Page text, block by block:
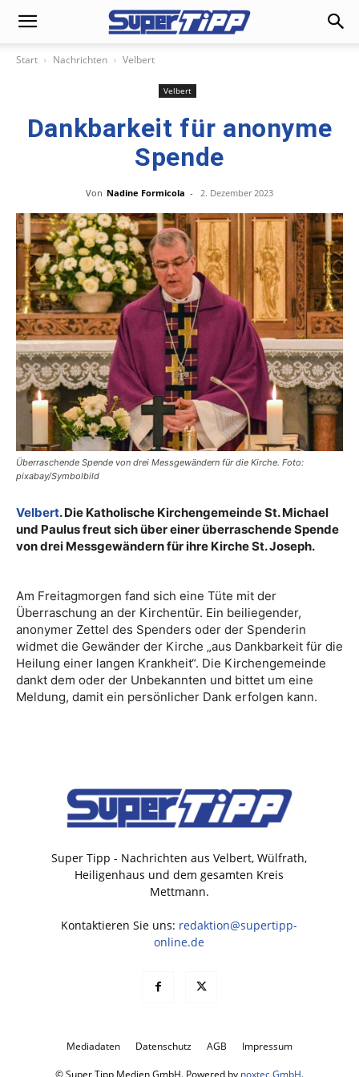
Start Nachrichten Velbert
Velbert
Dankbarkeit für anonyme
Spende
Von Nadine Formicola - 2. Dezember 2023
Überraschende Spende von drei Messgewändern für die Kirche. Foto:
pixabay/Symbolbild
Velbert. Die Katholische Kirchengemeinde St. Michael
und Paulus freut sich über einer überraschende Spende
von drei Messgewändern für ihre Kirche St. Joseph.
Am Freitagmorgen fand sich eine Tüte mit der
Überraschung an der Kirchentür. Ein beiliegender,
anonymer Zettel des Spenders oder der Spenderin
widmet die Gewänder der Kirche „aus Dankbarkeit für die
Heilung einer langen Krankheit“. Die Kirchengemeinde
dankt dem oder der Unbekannten und bittet um eine
Meldung, damit ein persönlicher Dank erfolgen kann.
Super Tipp - Nachrichten aus Velbert, Wülfrath,
Heiligenhaus und dem gesamten Kreis
Mettmann.
Kontaktieren Sie uns: redaktion@supertipp-
online.de
Mediadaten Datenschutz AGB Impressum
© Super Tipp Medien GmbH. Powered by noxtec GmbH.